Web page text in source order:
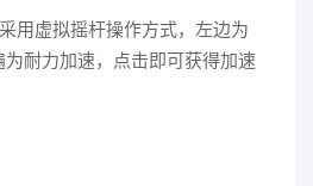
用虚拟摇杆操作方式，左边为
耐力加速，点击即可获得加速